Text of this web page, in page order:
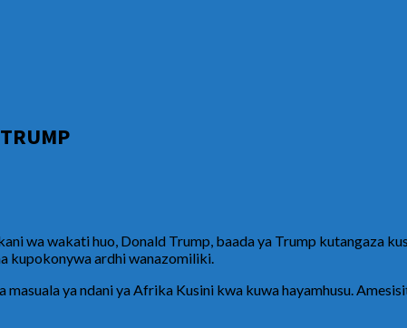
wa wakati huo, Donald Trump, baada ya Trump kutangaza
kupokonywa ardhi wanazomiliki.
ya ndani ya Afrika Kusini kwa kuwa hayamhusu.